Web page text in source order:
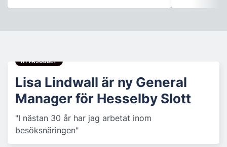
NY PÅ JOBBET
Lisa Lindwall är ny General
Manager för Hesselby Slott
"I nästan 30 år har jag arbetat inom
besöksnäringen"